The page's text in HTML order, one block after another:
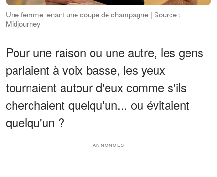
Une femme tenant une coupe de champagne | Source :
Midjourney
Pour une raison ou une autre, les gens
parlaient à voix basse, les yeux
tournaient autour d'eux comme s'ils
cherchaient quelqu'un... ou évitaient
quelqu'un ?
ANNONCES